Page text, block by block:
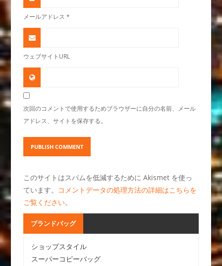
メールアドレス*
ウェブサイトURL
次回のコメントで使用するためブラウザーに自分の名前、メール
アドレス、サイトを保存する。
このサイトはスパムを低減するために Akismet を使っ
ています。 コメントデータの処理方法の詳細はこちらを
ご覧ください。
ブランドバッグ
ショップスタイル
スーパーコピーバッグ